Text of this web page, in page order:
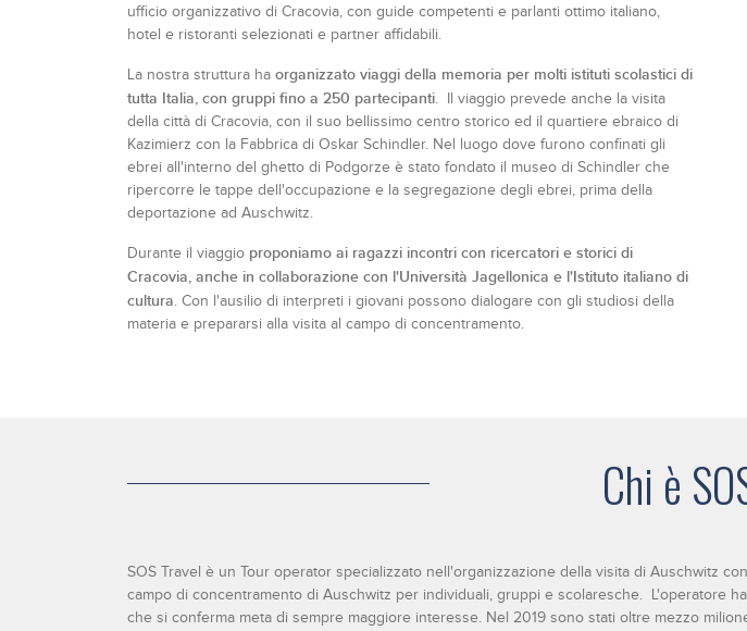
ufficio organizzativo di Cracovia, con guide competenti e parlanti ottimo italiano,
hotel e ristoranti selezionati e partner affidabili.
La nostra struttura ha organizzato viaggi della memoria per molti istituti scolastici di
tutta Italia, con gruppi fino a 250 partecipanti. Il viaggio prevede anche la visita
della città di Cracovia, con il suo bellissimo centro storico ed il quartiere ebraico di
Kazimierz con la Fabbrica di Oskar Schindler. Nel luogo dove furono confinati gli
ebrei all'interno del ghetto di Podgorze è stato fondato il museo di Schindler che
ripercorre le tappe dell'occupazione e la segregazione degli ebrei, prima della
deportazione ad Auschwitz.
Durante il viaggio proponiamo ai ragazzi incontri con ricercatori e storici di
Cracovia, anche in collaborazione con l'Università Jagellonica e l'Istituto italiano di
cultura. Con l'ausilio di interpreti i giovani possono dialogare con gli studiosi della
materia e prepararsi alla visita al campo di concentramento.
Chi è
SOS Travel è un Tour operator specializzato nell'organizzazione della visita di Auschwitz
campo di concentramento di Auschwitz per individuali, gruppi e scolaresche. L'operatore
che si conferma meta di sempre maggiore interesse. Nel 2019 sono stati oltre mezzo